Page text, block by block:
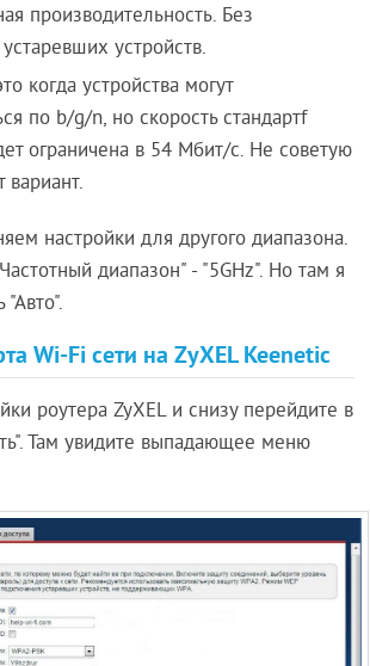
производительность. Без
устройств.
когда устройства могут
по b/g/n, но скорость стандартf
ограничена в 54 Мбит/с. Не советую
вариант.
настройки для другого диапазона.
диапазон" - "5GHz". Но там я
"Авто".
Wi-Fi сети на ZyXEL Keenetic
роутера ZyXEL и снизу перейдите в
Там увидите выпадающее меню